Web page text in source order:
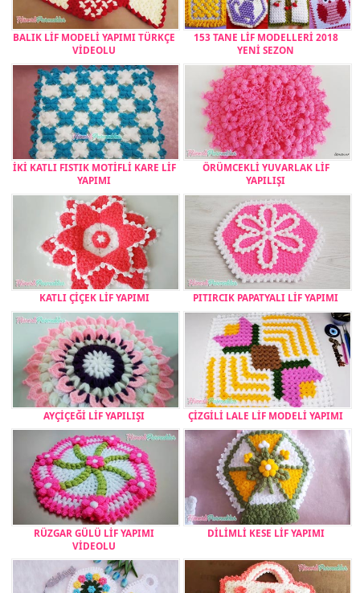
BALIK LİF MODELİ YAPIMI TÜRKÇE
VİDEOLU
153 TANE LİF MODELLERİ 2018
YENİ SEZON
İKİ KATLI FISTIK MOTİFLİ KARE LİF
YAPIMI
ÖRÜMCEKLİ YUVARLAK LİF
YAPILIŞI
KATLI ÇİÇEK LİF YAPIMI PITIRCIK PAPATYALI LİF YAPIMI
AYÇİÇEĞİ LİF YAPILIŞI ÇİZGİLİ LALE LİF MODELİ YAPIMI
RÜZGAR GÜLÜ LİF YAPIMI
VİDEOLU
DİLİMLİ KESE LİF YAPIMI